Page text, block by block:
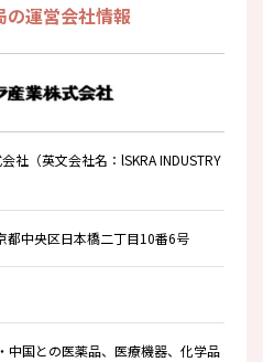
の運営会社情報
社（英文会社名：lSKRA INDUSTRY
中央区日本橋二丁目10番6号
中国との医薬品、医療機器、化学品